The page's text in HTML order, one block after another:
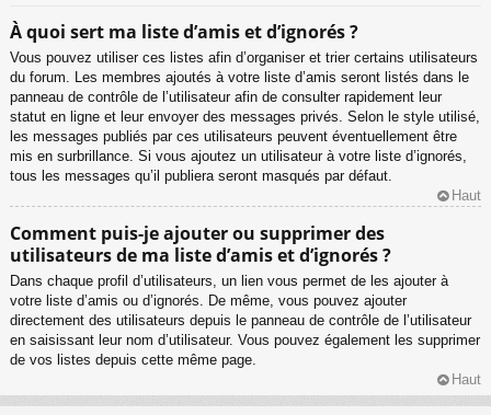
À quoi sert ma liste d’amis et d’ignorés ?
Vous pouvez utiliser ces listes afin d’organiser et trier certains utilisateurs
du forum. Les membres ajoutés à votre liste d’amis seront listés dans le
panneau de contrôle de l’utilisateur afin de consulter rapidement leur
statut en ligne et leur envoyer des messages privés. Selon le style utilisé,
les messages publiés par ces utilisateurs peuvent éventuellement être
mis en surbrillance. Si vous ajoutez un utilisateur à votre liste d’ignorés,
tous les messages qu’il publiera seront masqués par défaut.
Haut
Comment puis-je ajouter ou supprimer des
utilisateurs de ma liste d’amis et d’ignorés ?
Dans chaque profil d’utilisateurs, un lien vous permet de les ajouter à
votre liste d’amis ou d’ignorés. De même, vous pouvez ajouter
directement des utilisateurs depuis le panneau de contrôle de l’utilisateur
en saisissant leur nom d’utilisateur. Vous pouvez également les supprimer
de vos listes depuis cette même page.
Haut